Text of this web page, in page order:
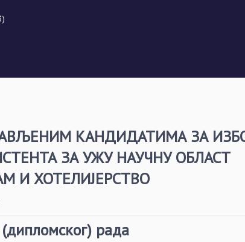
КАНДИДАТИМА ЗА
ЗА УЖУ НАУЧНУ ОБЛАСТ
И ХОТЕЛИЈЕРСТВО
рада